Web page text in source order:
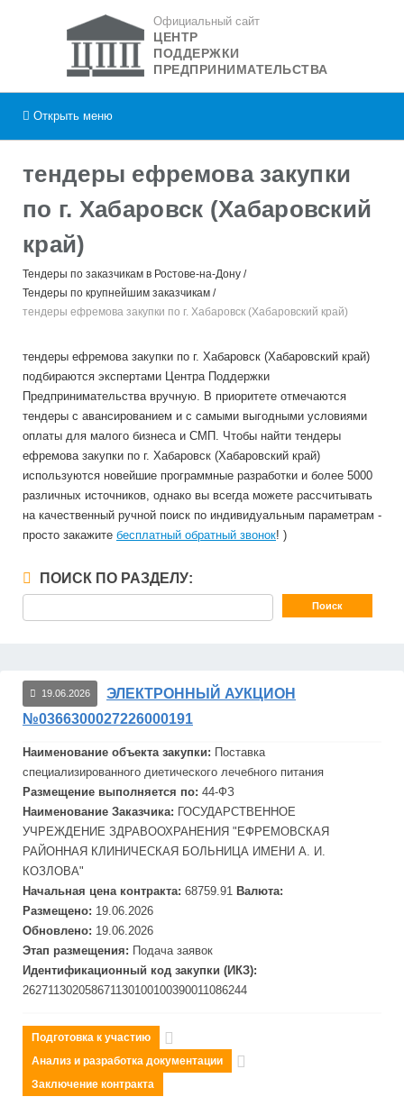
Официальный сайт
ЦЕНТР
ПОДДЕРЖКИ
ПРЕДПРИНИМАТЕЛЬСТВА
Открыть меню
тендеры ефремова закупки
по г. Хабаровск (Хабаровский
край)
Тендеры по заказчикам в Ростове-на-Дону
Тендеры по крупнейшим заказчикам
тендеры ефремова закупки по г. Хабаровск (Хабаровский край)
тендеры ефремова закупки по г. Хабаровск (Хабаровский край)
подбираются экспертами Центра Поддержки
Предпринимательства вручную. В приоритете отмечаются
тендеры с авансированием и с самыми выгодными условиями
оплаты для малого бизнеса и СМП. Чтобы найти тендеры
ефремова закупки по г. Хабаровск (Хабаровский край)
используются новейшие программные разработки и более 5000
различных источников, однако вы всегда можете рассчитывать
на качественный ручной поиск по индивидуальным параметрам -
просто закажите бесплатный обратный звонок! )
ПОИСК ПО РАЗДЕЛУ:
19.06.2026
ЭЛЕКТРОННЫЙ АУКЦИОН
№0366300027226000191
Наименование объекта закупки: Поставка
специализированного диетического лечебного питания
Размещение выполняется по: 44-ФЗ
Наименование Заказчика: ГОСУДАРСТВЕННОЕ
УЧРЕЖДЕНИЕ ЗДРАВООХРАНЕНИЯ " ЕФРЕМОВСКАЯ
РАЙОННАЯ КЛИНИЧЕСКАЯ БОЛЬНИЦА ИМЕНИ А. И.
КОЗЛОВА"
Начальная цена контракта: 68759.91 Валюта:
Размещено: 19.06.2026
Обновлено: 19.06.2026
Этап размещения: Подача заявок
Идентификационный код закупки (ИКЗ):
262711302058671130100100390011086244
Подготовка к участию
Анализ и разработка документации
Заключение контракта